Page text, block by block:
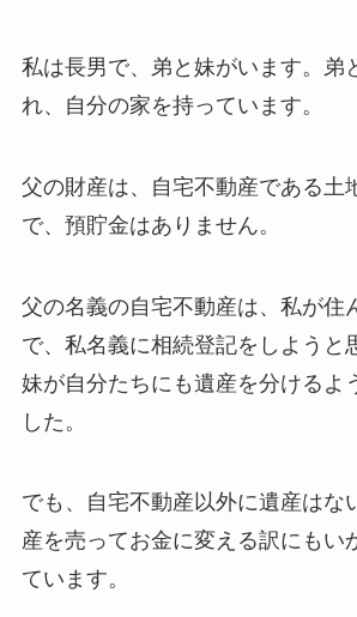
私は長男で、弟と妹がいます。弟
れ、自分の家を持っています。
父の財産は、自宅不動産である土
で、預貯金はありません。
父の名義の自宅不動産は、私が住
で、私名義に相続登記をしようと
妹が自分たちにも遺産を分けるよ
した。
でも、自宅不動産以外に遺産はな
産を売ってお金に変える訳にもい
ています。